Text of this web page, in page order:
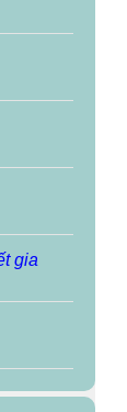
gia